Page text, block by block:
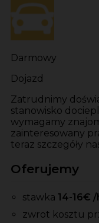
Darmowy
Dojazd
Zatrudnimy
stanowisko
wymagamy
zainteresowany
teraz szczegóły
Oferujemy
stawka 14-16€ /
zwrot kosztu